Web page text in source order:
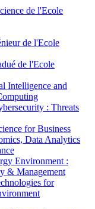
de l'Ecole
de l'Ecole
de l'Ecole
Intelligence and
: Threats
for Business
Data Analytics
Environment :
& Management
for